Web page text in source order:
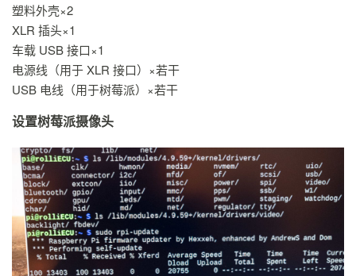
塑料外壳×2
XLR 插头×1
车载 USB 接口×1
电源线（用于 XLR 接口）×若干
USB 电线（用于树莓派）×若干
设置树莓派摄像头